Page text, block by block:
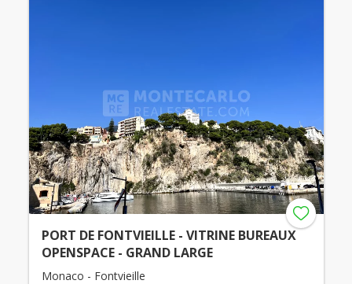
PORT DE FONTVIEILLE - VITRINE BUREAUX
OPENSPACE - GRAND LARGE
Monaco - Fontvieille